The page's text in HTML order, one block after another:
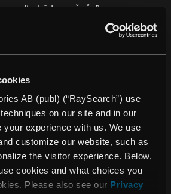
AB (publ) (“RaySearch”) use
on our site and in our
your experience with us. We use
customize our website, such as
the visitor experience. Below,
cookies and what choices you
Please also see our Privacy
en efterträdare pågår.”
AB (publ) är ett medicintekniskt
RaySearch marknadsför
systemet (OIS) RayCare®*. De
produktlinje är
RayCommand®*. RayIntelligence är
för onkologi (OAS) som
för att samla in, strukturera och
(TCS)
som en länk mellan